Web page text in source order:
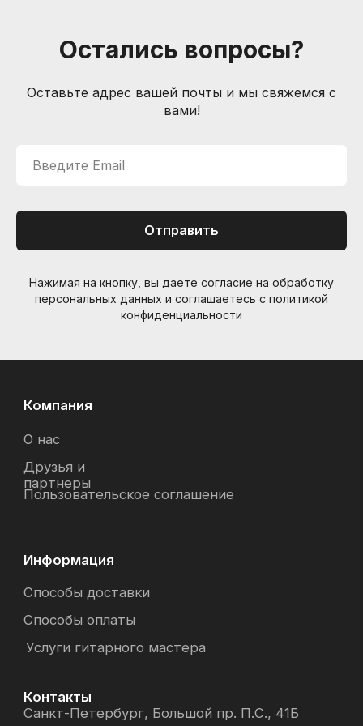
Остались вопросы?
Оставьте адрес вашей почты и мы свяжемся с
вами!
Введите Email
Отправить
Нажимая на кнопку, вы даете согласие на обработку
персональных данных и соглашаетесь c политикой
конфиденциальности
Услуги гитарного мастера
Санкт-Петербург, Большой пр. П.С., 41Б